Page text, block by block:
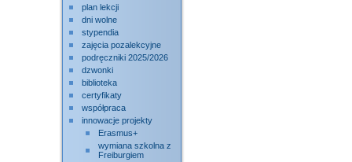
plan lekcji
dni wolne
stypendia
zajęcia pozalekcyjne
podręczniki 2025/2026
dzwonki
biblioteka
certyfikaty
współpraca
innowacje projekty
Erasmus+
wymiana szkolna z
Freiburgiem